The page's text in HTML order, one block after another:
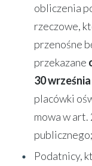
obliczenia
rzeczowe,
przenośne
przekazane
30
placówki
mowa w art.
publicznego;
Podatnicy,